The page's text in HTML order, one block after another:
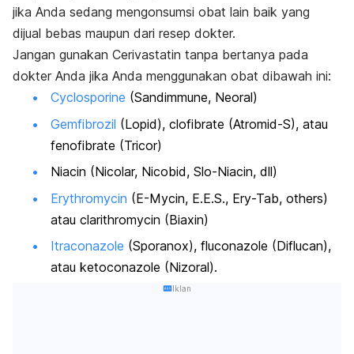
jika Anda sedang mengonsumsi obat lain baik yang
dijual bebas maupun dari resep dokter.
Jangan gunakan Cerivastatin tanpa bertanya pada
dokter Anda jika Anda menggunakan obat dibawah ini:
Cyclosporine (Sandimmune, Neoral)
Gemfibrozil (Lopid), clofibrate (Atromid-S), atau
fenofibrate (Tricor)
Niacin (Nicolar, Nicobid, Slo-Niacin, dll)
Erythromycin (E-Mycin, E.E.S., Ery-Tab, others)
atau clarithromycin (Biaxin)
Itraconazole (Sporanox), fluconazole (Diflucan),
atau ketoconazole (Nizoral).
Iklan